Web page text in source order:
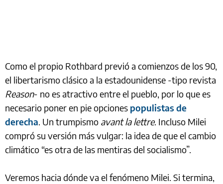
Como el propio Rothbard previó a comienzos de los 90,
el libertarismo clásico a la estadounidense -tipo revista
Reason- no es atractivo entre el pueblo, por lo que es
necesario poner en pie opciones populistas de
derecha. Un trumpismo avant la lettre. Incluso Milei
compró su versión más vulgar: la idea de que el cambio
climático “es otra de las mentiras del socialismo”.
Veremos hacia dónde va el fenómeno Milei. Si termina,